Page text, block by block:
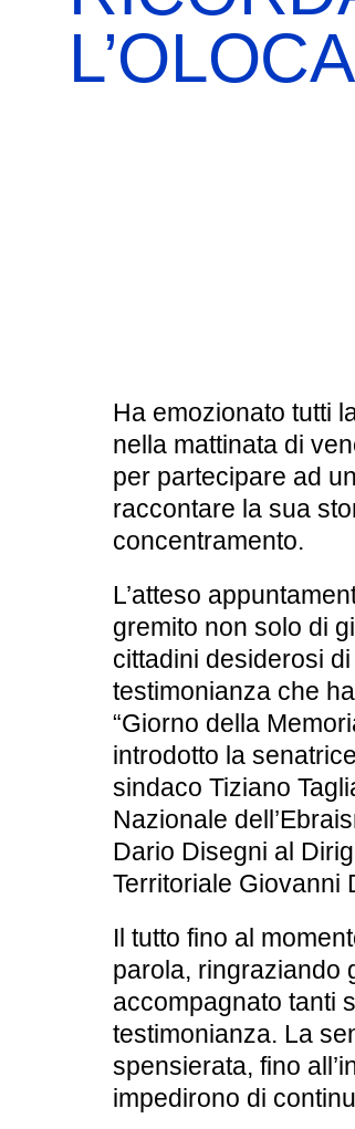
BOOKSHOP
AULA DIDATTICA
VISITE GUIDATE
PASSATI
RICERCA
IL CICLO DELLA VITA
#ITALIAEBRAICA
Ha emozionato tutti
nella mattinata di
per partecipare ad
raccontare la sua
concentramento.
L’atteso
gremito non solo di
cittadini desiderosi
testimonianza che
“Giorno della
introdotto la
sindaco Tiziano
Nazionale
Dario Disegni al
Territoriale Giovanni
Il tutto fino al
parola, ringraziando
accompagnato tanti
testimonianza. La
spensierata, fino
impedirono di